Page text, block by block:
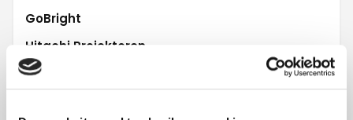
GoBright
Hitachi Projektoren
iiyama Touchscreen